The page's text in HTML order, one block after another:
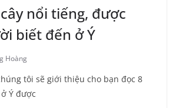
nổi tiếng, được
biết đến ở Ý
Hoàng
tôi sẽ giới thiệu cho bạn đọc 8
Ý được